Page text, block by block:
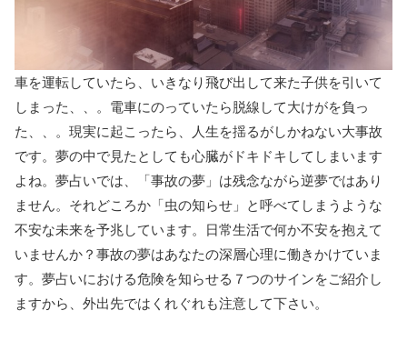
車を運転していたら、いきなり飛び出して来た子供を引いて
しまった、、。電車にのっていたら脱線して大けがを負っ
た、、。現実に起こったら、人生を揺るがしかねない大事故
です。夢の中で見たとしても心臓がドキドキしてしまいます
よね。夢占いでは、「事故の夢」は残念ながら逆夢ではあり
ません。それどころか「虫の知らせ」と呼べてしまうような
不安な未来を予兆しています。日常生活で何か不安を抱えて
いませんか？事故の夢はあなたの深層心理に働きかけていま
す。夢占いにおける危険を知らせる７つのサインをご紹介し
ますから、外出先ではくれぐれも注意して下さい。